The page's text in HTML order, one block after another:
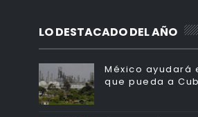
LO DESTACADO DEL AÑO
México ayudará
que pueda a